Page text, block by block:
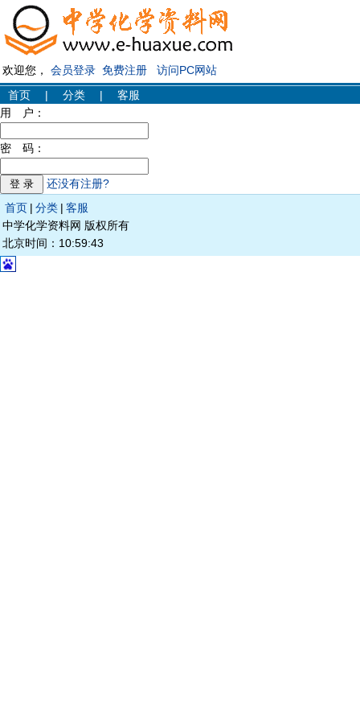
欢迎您， 会员登录 免费注册
访问PC网站
首页
| 分类 |
客服
用 户：
密 码：
还没有注册?
首页 | 分类 | 客服
中学化学资料网 版权所有
北京时间：10:59:43